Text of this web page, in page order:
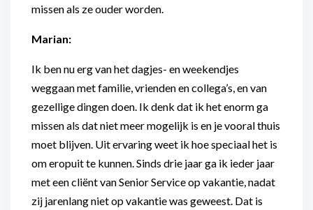
missen als ze ouder worden.
Marian:
Ik ben nu erg van het dagjes- en weekendjes
weggaan met familie, vrienden en collega’s, en van
gezellige dingen doen. Ik denk dat ik het enorm ga
missen als dat niet meer mogelijk is en je vooral thuis
moet blijven. Uit ervaring weet ik hoe speciaal het is
om eropuit te kunnen. Sinds drie jaar ga ik ieder jaar
met een cliënt van Senior Service op vakantie, nadat
zij jarenlang niet op vakantie was geweest. Dat is